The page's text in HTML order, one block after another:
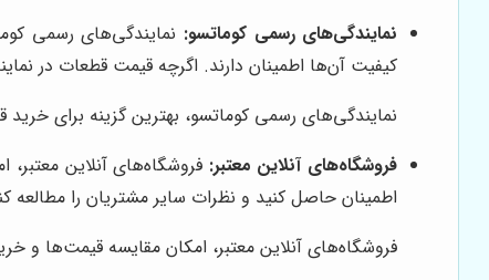
نمایندگی‌های رسمی کوماتسو: نمایندگی‌های رسمی
کیفیت آن‌ها اطمینان دارند. اگرچه قیمت قطعات در
نمایندگی‌های رسمی کوماتسو، بهترین گزینه برای
فروشگاه‌های آنلاین معتبر: فروشگاه‌های آنلاین
اطمینان حاصل کنید و نظرات سایر مشتریان را مطالعه
فروشگاه‌های آنلاین معتبر، امکان مقایسه قیمت‌ها و